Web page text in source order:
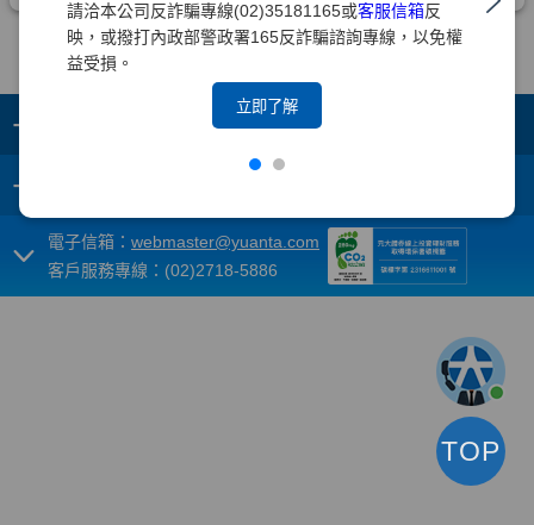
請洽本公司反詐騙專線(02)35181165或客服信箱反
映，或撥打內政部警政署165反詐騙諮詢專線，以免權
益受損。
立即了解
+
+
電子信箱： webmaster@yuanta.com
客戶服務專線：(02)2718-5886
TOP